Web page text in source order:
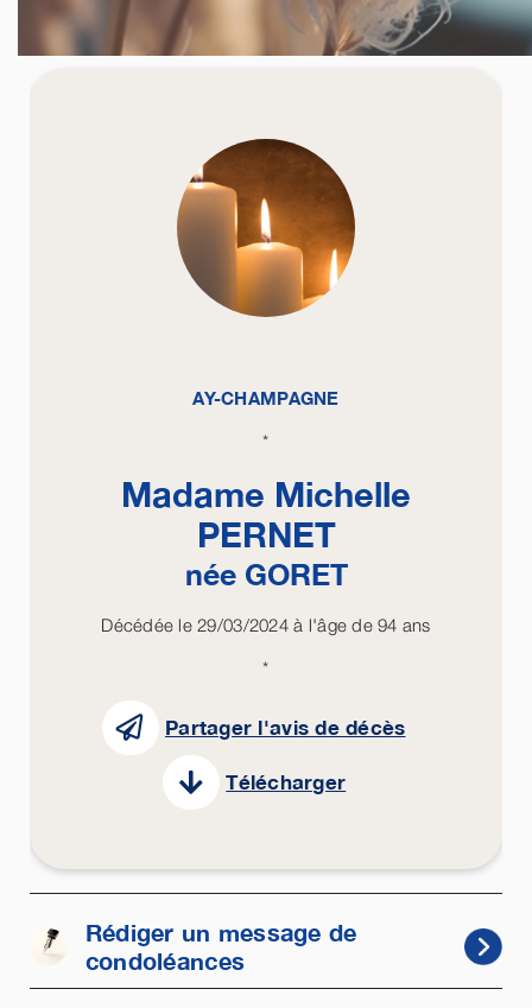
AY-CHAMPAGNE
*
Madame Michelle
PERNET
née GORET
Décédée le 29/03/2024 à l'âge de 94 ans
*
Partager l'avis de décès
Télécharger
Rédiger un message de
condoléances